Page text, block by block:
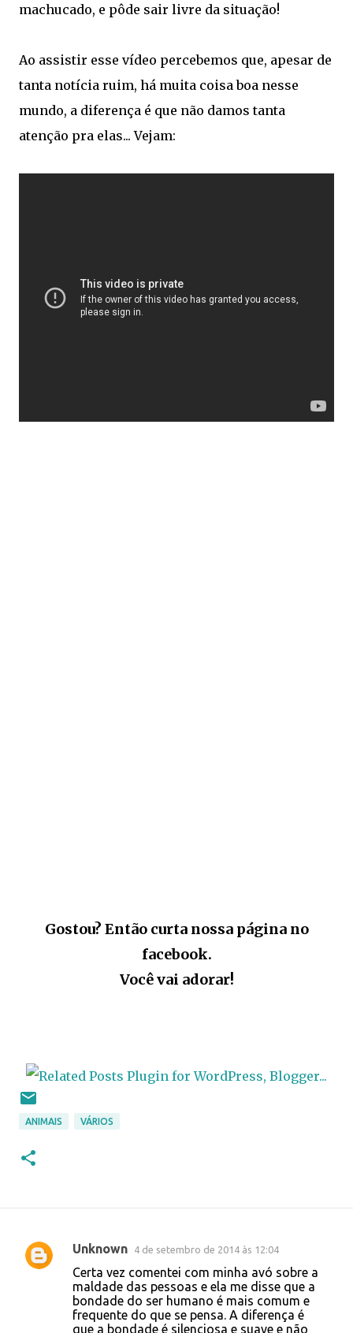
machucado, e pôde sair livre da situação!
Ao assistir esse vídeo percebemos que, apesar de
tanta notícia ruim, há muita coisa boa nesse
mundo, a diferença é que não damos tanta
atenção pra elas... Vejam:
Gostou? Então curta nossa página no
facebook.
Você vai adorar!
ANIMAIS VÁRIOS
C
Unknown 4 de setembro de 2014 às 12:04
Certa vez comentei com minha avó sobre a
maldade das pessoas e ela me disse que a
bondade do ser humano é mais comum e
frequente do que se pensa. A diferença é
que a bondade é silenciosa e suave e não